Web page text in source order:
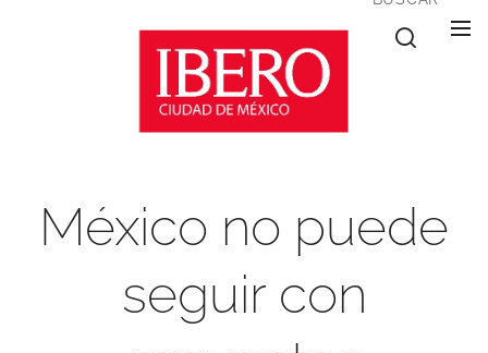
México no puede
seguir con